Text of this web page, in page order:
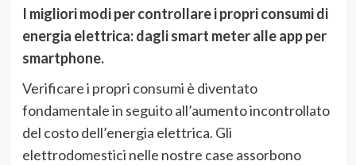
I migliori modi per controllare i propri consumi di
energia elettrica: dagli smart meter alle app per
smartphone.
Verificare i propri consumi è diventato
fondamentale in seguito all’aumento incontrollato
del costo dell’energia elettrica. Gli
elettrodomestici nelle nostre case assorbono